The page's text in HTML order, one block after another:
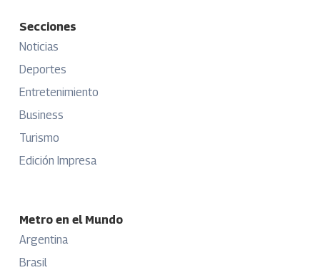
Secciones
Noticias
Deportes
Entretenimiento
Business
Turismo
Edición Impresa
Metro en el Mundo
Argentina
Brasil